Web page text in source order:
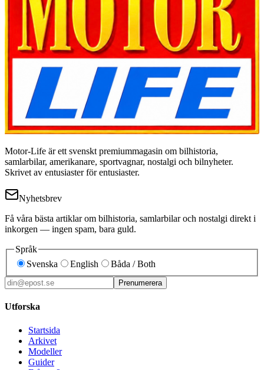
Motor-Life är ett svenskt premiummagasin om bilhistoria,
samlarbilar, amerikanare, sportvagnar, nostalgi och bilnyheter.
Skrivet av entusiaster för entusiaster.
Nyhetsbrev
Få våra bästa artiklar om bilhistoria, samlarbilar och nostalgi direkt i
inkorgen — ingen spam, bara guld.
Språk
Svenska
English Båda / Both
Prenumerera
Utforska
Startsida
Arkivet
Modeller
Guider